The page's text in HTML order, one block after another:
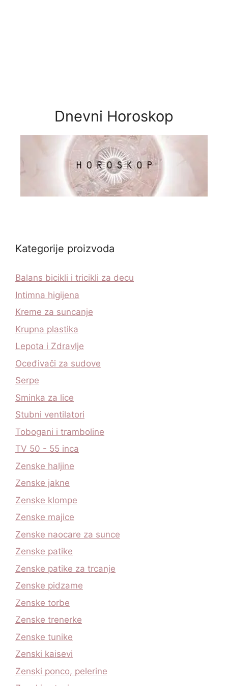
Dnevni Horoskop
Kategorije proizvoda
Balans bicikli i tricikli za decu
Intimna higijena
Kreme za suncanje
Krupna plastika
Lepota i Zdravlje
Oceđivači za sudove
Serpe
Sminka za lice
Stubni ventilatori
Tobogani i tramboline
TV 50 - 55 inca
Zenske haljine
Zenske jakne
Zenske klompe
Zenske majice
Zenske naocare za sunce
Zenske patike
Zenske patike za trcanje
Zenske pidzame
Zenske torbe
Zenske trenerke
Zenske tunike
Zenski kaisevi
Zenski ponco, pelerine